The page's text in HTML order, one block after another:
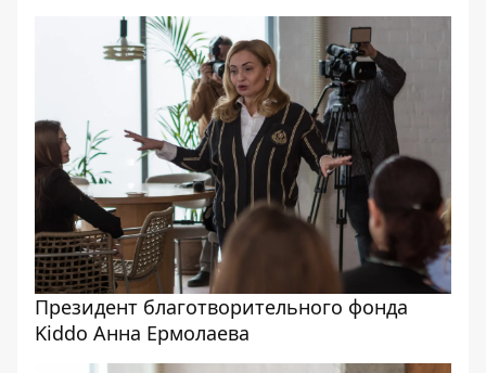
Президент благотворительного фонда
Kiddo Анна Ермолаева